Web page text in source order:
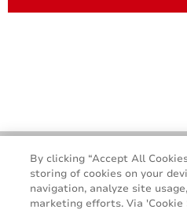
By clicking “Accept All
storing of cookies on your
navigation, analyze site
marketing efforts. Via 'Cookie